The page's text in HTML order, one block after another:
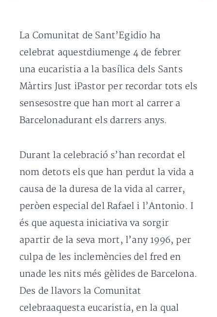
La Comunitat de Sant’Egidio ha
celebrat aquestdiumenge 4 de febrer
una eucaristia a la basílica dels Sants
Màrtirs Just iPastor per recordar tots els
sensesostre que han mort al carrer a
Barcelonadurant els darrers anys.
Durant la celebració s’han recordat el
nom detots els que han perdut la vida a
causa de la duresa de la vida al carrer,
peròen especial del Rafael i l’Antonio. I
és que aquesta iniciativa va sorgir
apartir de la seva mort, l’any 1996, per
culpa de les inclemències del fred en
unade les nits més gèlides de Barcelona.
Des de llavors la Comunitat
celebraaquesta eucaristia, en la qual